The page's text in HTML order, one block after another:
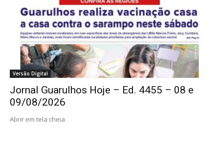
Versão Digital
Jornal Guarulhos Hoje – Ed. 4455 – 08 e
09/08/2026
Abrir em tela cheia